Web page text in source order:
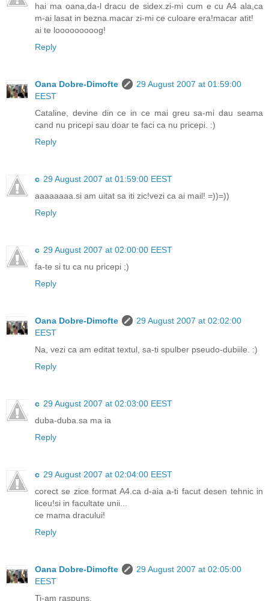
hai ma oana,da-l dracu de sidex.zi-mi cum e cu A4 ala,ca
m-ai lasat in bezna.macar zi-mi ce culoare era!macar atit!
ai te looooooooog!
Reply
Oana Dobre-Dimofte
29 August 2007 at 01:59:00
EEST
Cataline, devine din ce in ce mai greu sa-mi dau seama
cand nu pricepi sau doar te faci ca nu pricepi. :)
Reply
c 29 August 2007 at 01:59:00 EEST
aaaaaaaa.si am uitat sa iti zic!vezi ca ai mail! =))=))
Reply
c 29 August 2007 at 02:00:00 EEST
fa-te si tu ca nu pricepi ;)
Reply
Oana Dobre-Dimofte
29 August 2007 at 02:02:00
EEST
Na, vezi ca am editat textul, sa-ti spulber pseudo-dubiile. :)
Reply
c 29 August 2007 at 02:03:00 EEST
duba-duba.sa ma ia
Reply
c 29 August 2007 at 02:04:00 EEST
corect se zice format A4.ca d-aia a-ti facut desen tehnic in
liceu!si in facultate unii...
ce mama dracului!
Reply
Oana Dobre-Dimofte
29 August 2007 at 02:05:00
EEST
Ti-am raspuns.